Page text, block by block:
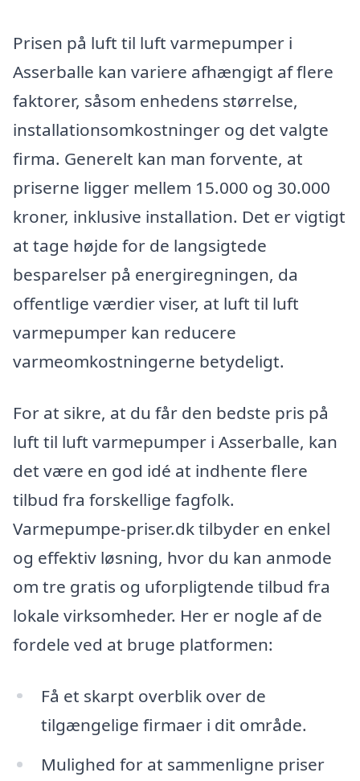
Prisen på luft til luft varmepumper i
Asserballe kan variere afhængigt af flere
faktorer, såsom enhedens størrelse,
installationsomkostninger og det valgte
firma. Generelt kan man forvente, at
priserne ligger mellem 15.000 og 30.000
kroner, inklusive installation. Det er vigtigt
at tage højde for de langsigtede
besparelser på energiregningen, da
offentlige værdier viser, at luft til luft
varmepumper kan reducere
varmeomkostningerne betydeligt.
For at sikre, at du får den bedste pris på
luft til luft varmepumper i Asserballe, kan
det være en god idé at indhente flere
tilbud fra forskellige fagfolk.
Varmepumpe-priser.dk tilbyder en enkel
og effektiv løsning, hvor du kan anmode
om tre gratis og uforpligtende tilbud fra
lokale virksomheder. Her er nogle af de
fordele ved at bruge platformen:
Få et skarpt overblik over de
tilgængelige firmaer i dit område.
Mulighed for at sammenligne priser